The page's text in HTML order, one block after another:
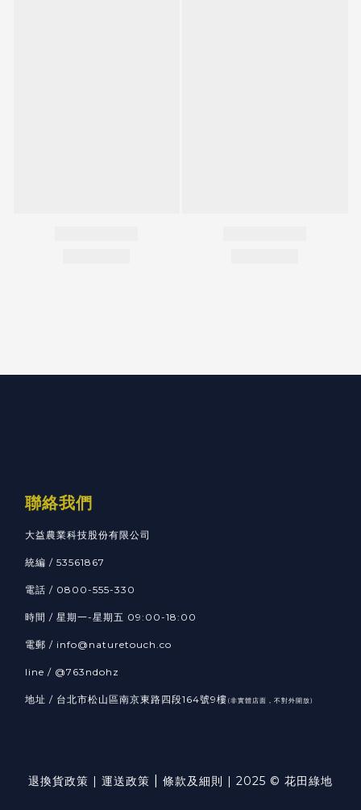
聯絡我們
大益農業科技股份有限公司
統編 / 53561867
電話 / 0800-555-330
時間 / 星期一-星期五 09:00-18:00
電郵 / info@naturetouch.co
line / @763ndohz
地址 / 台北市松山區南京東路四段164號9樓 (非實體店面，不對外開放)
退換貨政策 運送政策 條款及細則 | 2025 © 花田綠地